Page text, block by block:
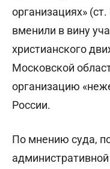
организациях»
вменили в вину
христианского
Московской
организацию
России.
По мнению суда,